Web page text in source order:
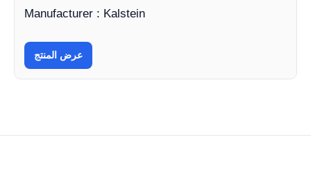
Manufacturer : Kalstein
عرض المنتج